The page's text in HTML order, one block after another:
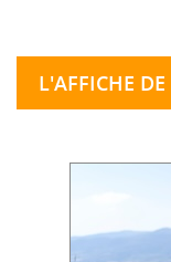
L'AFFICHE